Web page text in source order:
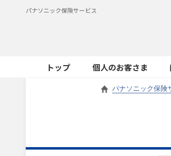
パナソニック保険サービス
トップ 個人のお客さま
パナソニック保険